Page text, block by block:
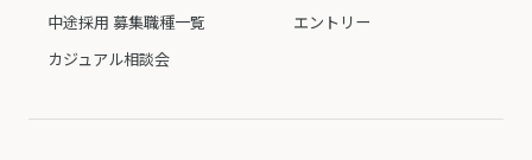
中途採用 募集職種一覧
エントリー
カジュアル相談会